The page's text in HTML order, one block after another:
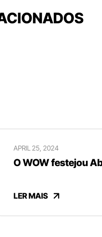
APRIL 25, 2024
O WOW festejou
LER MAIS